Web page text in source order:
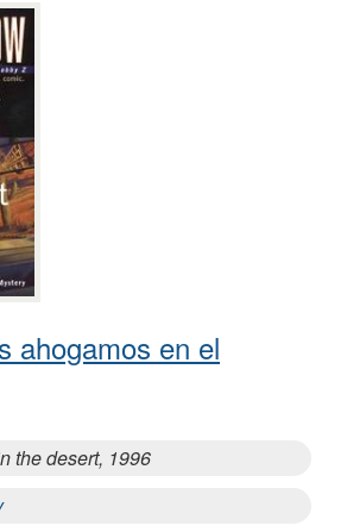
ahogamos en el
the desert, 1996